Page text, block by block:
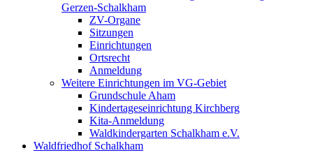
Gerzen-Schalkham
ZV-Organe
Sitzungen
Einrichtungen
Ortsrecht
Anmeldung
Weitere Einrichtungen im VG-Gebiet
Grundschule Aham
Kindertageseinrichtung Kirchberg
Kita-Anmeldung
Waldkindergarten Schalkham e.V.
Waldfriedhof Schalkham